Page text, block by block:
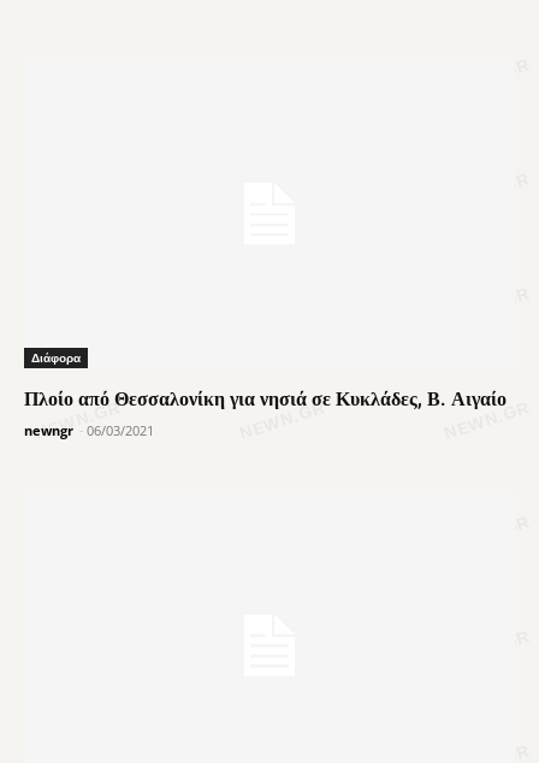
Διάφορα
Πλοίο από Θεσσαλονίκη για νησιά σε Κυκλάδες, Β. Αιγαίο
newngr - 06/03/2021